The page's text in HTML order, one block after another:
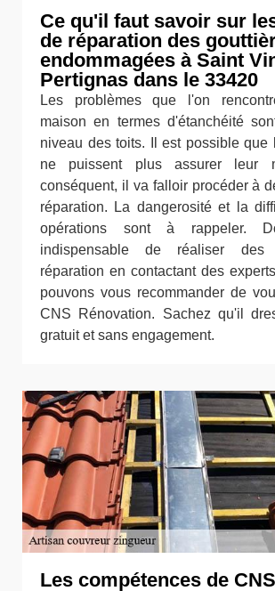
Ce qu'il faut savoir sur
de réparation des
endommagées à Saint
Pertignas dans le 33420
Les problèmes que l'on
maison en termes d'étanchéité
niveau des toits. Il est possible que
ne puissent plus assurer leur
conséquent, il va falloir procéder à
réparation. La dangerosité et la
opérations sont à rappeler.
indispensable de réaliser
réparation en contactant des
pouvons vous recommander de
CNS Rénovation. Sachez qu'il
gratuit et sans engagement.
Les compétences de CNS